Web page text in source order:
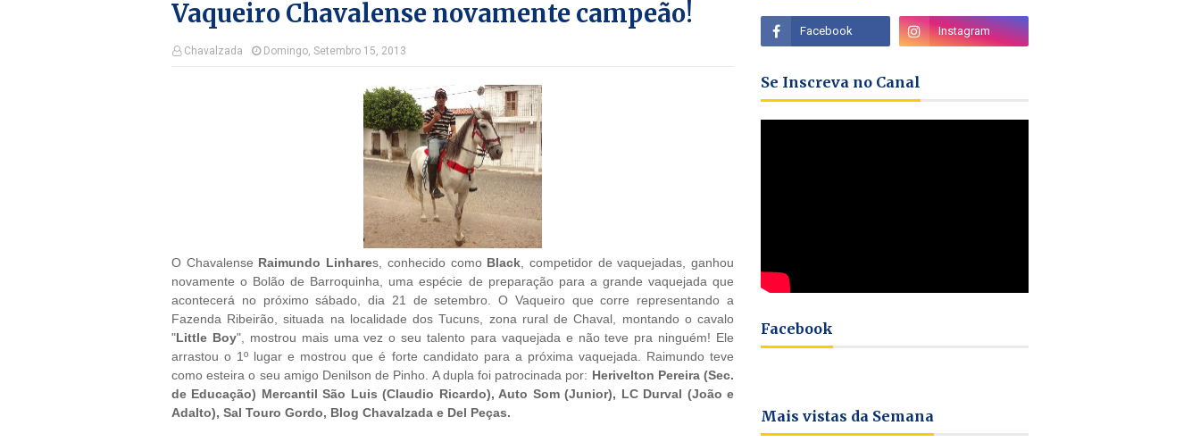
Vaqueiro Chavalense novamente campeão!
Chavalzada Domingo, Setembro 15, 2013
O Chavalense Raimundo Linhares, conhecido como Black , competidor de vaquejadas, ganhou
novamente o Bolão de Barroquinha, uma espécie de preparação para a grande vaquejada que
acontecerá no próximo sábado, dia 21 de setembro. O Vaqueiro que corre representando a
Fazenda Ribeirão, situada na localidade dos Tucuns, zona rural de Chaval, montando o cavalo
"Little Boy", mostrou mais uma vez o seu talento para vaquejada e não teve pra ninguém! Ele
arrastou o 1º lugar e mostrou que é forte candidato para a próxima vaquejada. Raimundo teve
como esteira o seu amigo Denilson de Pinho. A dupla foi patrocinada por: Herivelton Pereira (Sec.
de Educação) Mercantil São Luis (Claudio Ricardo), Auto Som (Junior), LC Durval (João e
Adalto), Sal Touro Gordo, Blog Chavalzada e Del Peças.
Se Inscreva no Canal
Facebook
Mais vistas da Semana